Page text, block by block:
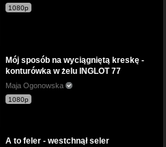
1080p
Mój sposób na wyciągniętą kreskę -
konturówka w żelu INGLOT 77
Maja Ogonowska
1080p
A to feler - westchnął seler